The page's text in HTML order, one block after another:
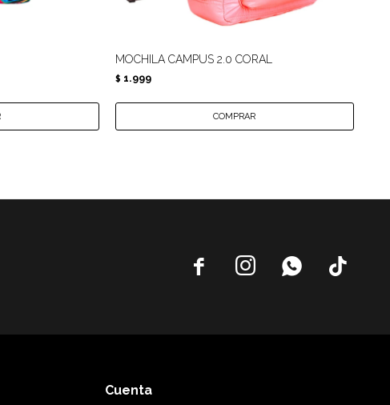
MOCHILA CAMPUS 2.0 CORAL
$ 1.999
   
Cuenta